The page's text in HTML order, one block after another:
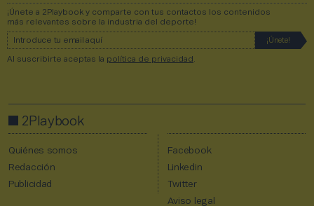
¡Únete a 2Playbook y comparte con tus contactos los contenidos
más relevantes sobre la industria del deporte!
Al suscribirte aceptas la política de privacidad
2Playbook
Quiénes somos
Redacción
Publicidad
Facebook
Linkedin
Twitter
Aviso legal